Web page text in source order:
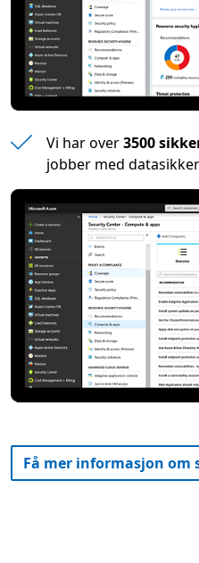
Vi har over3500
jobber med
Få mer informasjon om